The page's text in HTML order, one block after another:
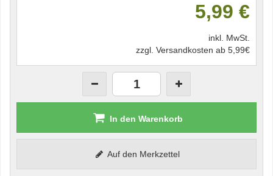
5,99 €
inkl. MwSt.
zzgl. Versandkosten ab 5,99€
In den Warenkorb
Auf den Merkzettel